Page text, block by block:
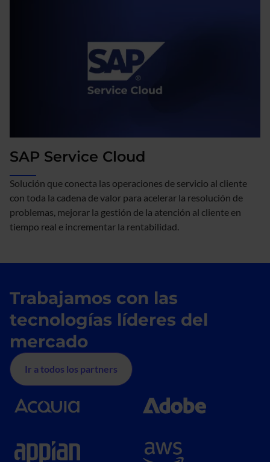
SAP Service Cloud
Solución que conecta las operaciones de servicio al cliente
con toda la cadena de valor para acelerar la resolución de
problemas, mejorar la gestión de la atención al cliente en
tiempo real e incrementar la rentabilidad.
Trabajamos con las
tecnologías líderes del
mercado
Ir a todos los partners